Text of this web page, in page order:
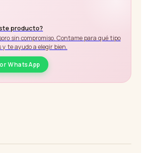
producto?
sin compromiso. Contame para qué tipo
y te ayudo a elegir bien.
WhatsApp